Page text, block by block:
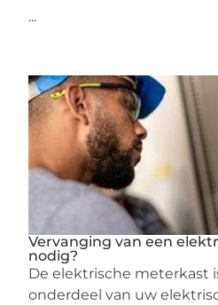
...
Vervanging van een
nodig?
De elektrische meterkast
onderdeel van uw